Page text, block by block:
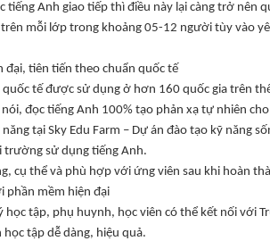
Anh giao tiếp thì điều này lại càng trở nên
mỗi lớp trong khoảng 05-12 người tùy vào
đại, tiên tiến theo chuẩn quốc tế
quốc tế được sử dụng ở hơn 160 quốc gia trên
đọc tiếng Anh 100% tạo phản xạ tự nhiên
tại Sky Edu Farm – Dự án đào tạo kỹ năng
trường sử dụng tiếng Anh.
cụ thể và phù hợp với ứng viên sau khi hoàn
phần mềm hiện đại
học tập, phụ huynh, học viên có thể kết nối với
tập dễ dàng, hiệu quả.